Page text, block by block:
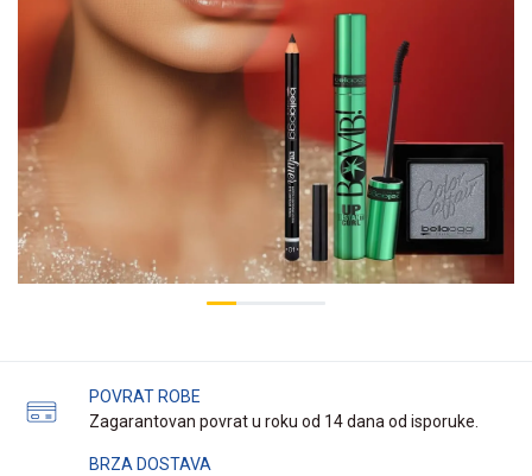
POVRAT ROBE
Zagarantovan povrat u roku od 14 dana od isporuke.
BRZA DOSTAVA